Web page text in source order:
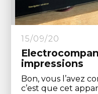
15/09/20
impressions
Bon, vous l’avez
c’est que cet